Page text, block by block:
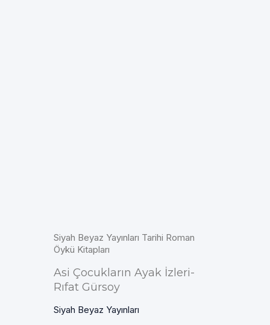
Siyah Beyaz Yayınları Tarihi Roman
Öykü Kitapları
Asi Çocukların Ayak İzleri-
Rıfat Gürsoy
Siyah Beyaz Yayınları